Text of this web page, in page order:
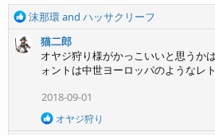
s
:
R
a
沫那環and ハッサクリーフ
猫二郎
オヤジ狩り様がかっこいいと思うか
ォントは中世ヨーロッパのようなレ
2018-09-01
R
オヤジ狩り